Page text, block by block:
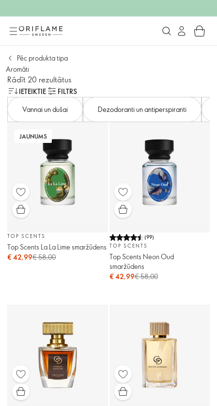
Pēc produkta tipa
Aromāti
Rādīt 20 rezultātus
IETEIKTIE
FILTRS
Vannai un dušai
Dezodoranti un antiperspiranti
JAUNUMS
TOP SCENTS
Top Scents La La Lime smaržūdens
€ 42,99€ 58,00
(99)
TOP SCENTS
Top Scents Neon Oud
smaržūdens
€ 42,99€ 58,00